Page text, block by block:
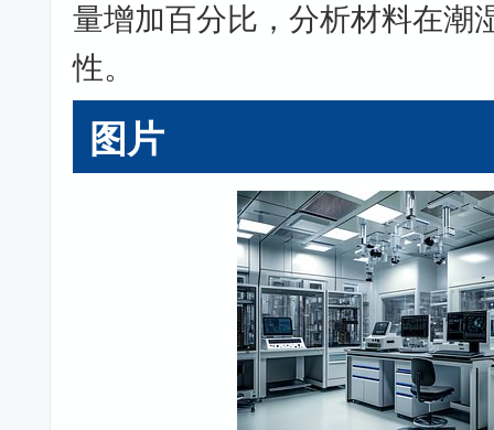
量增加百分比，分析材料在潮
性。
图片